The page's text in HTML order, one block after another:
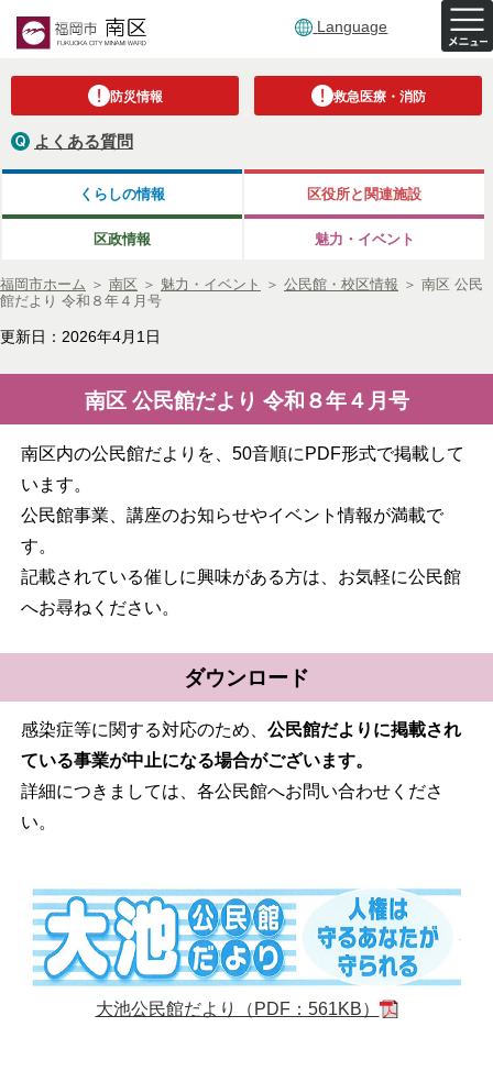
Language
防災情報 救急医療・消防
よくある質問
くらしの情報 区役所と関連施設
区政情報 魅力・イベント
福岡市ホーム ＞ 南区 ＞ 魅力・イベント ＞ 公民館・校区情報 ＞ 南区 公民
館だより 令和８年４月号
更新日：2026年4月1日
南区 公民館だより 令和８年４月号
南区内の公民館だよりを、50音順にPDF形式で掲載して
います。
公民館事業、講座のお知らせやイベント情報が満載で
す。
記載されている催しに興味がある方は、お気軽に公民館
へお尋ねください。
ダウンロード
感染症等に関する対応のため、 公民館だよりに掲載され
ている事業が中止になる場合がございます。
詳細につきましては、各公民館へお問い合わせくださ
い。
大池公民館だより（PDF：561KB）